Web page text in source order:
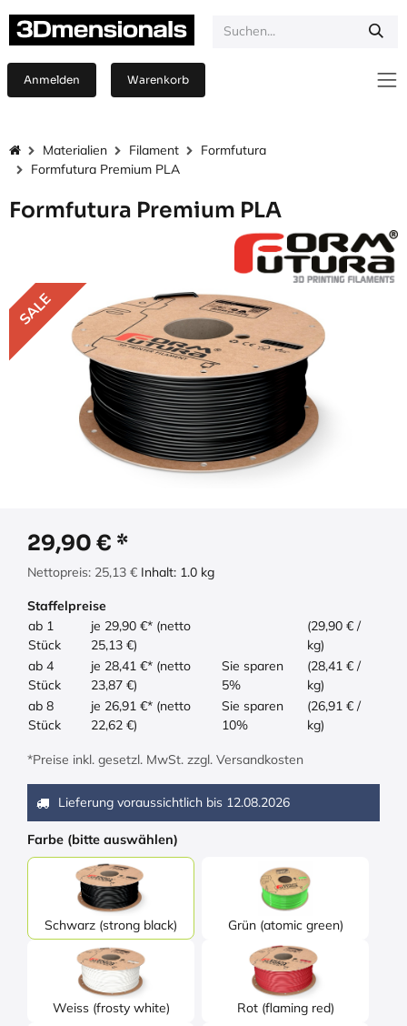
Anmelden Warenkorb
Materialien Filament
Formfutura
Formfutura Premium PLA
Formfutura Premium PLA
SALE
29,90 €
Nettopreis: 25,13 € Inhalt: 1.0 kg
Staffelpreise
ab 1
Stück
je 29,90 €* (netto
25,13 €)
(29,90 € /
kg)
ab 4
Stück
je 28,41 €* (netto
23,87 €)
Sie sparen
5%
(28,41 € /
kg)
ab 8
Stück
je 26,91 €* (netto
22,62 €)
Sie sparen
10%
(26,91 € /
kg)
*Preise inkl. gesetzl. MwSt. zzgl. Versandkosten
Lieferung voraussichtlich bis 12.08.2026
Farbe (bitte auswählen)
Schwarz (strong black) Grün (atomic green)
Weiss (frosty white) Rot (flaming red)